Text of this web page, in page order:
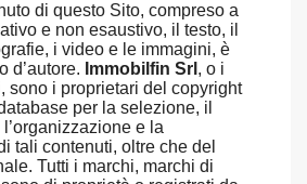
di questo Sito, compreso a
e non esaustivo, il testo, il
i video e le immagini, è
d’autore. Immobilfin Srl , o i
sono i proprietari del copyright
per la selezione, il
e la
tali contenuti, oltre che del
Tutti i marchi, marchi di